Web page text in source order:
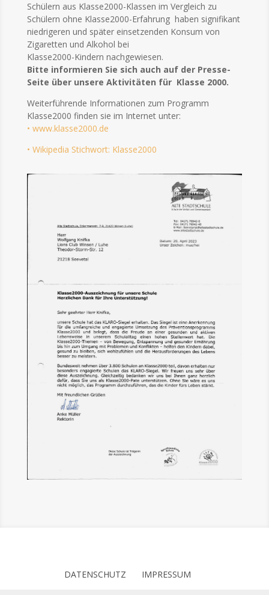
Schülern aus Klasse2000-Klassen im Vergleich zu
Schülern ohne Klasse2000-Erfahrung haben signifikant
niedrigeren und später einsetzenden Konsum von
Zigaretten und Alkohol bei
Klasse2000-Kindern nachgewiesen.
Bitte informieren Sie sich auch auf der Presse-
Seite über unsere Aktivitäten für Klasse 2000.
Weiterführende Informationen zum Programm
Klasse2000 finden sie im Internet unter:
• www.klasse2000.de
• Wikipedia Stichwort: Klasse2000
DATENSCHUTZ IMPRESSUM